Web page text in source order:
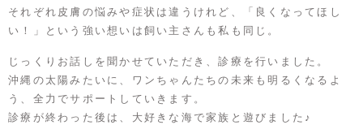
それぞれ皮膚の悩みや症状は違うけれど、「良くなってほし
い！」という強い想いは飼い主さんも私も同じ。
じっくりお話しを聞かせていただき、診療を行いました。
沖縄の太陽みたいに、ワンちゃんたちの未来も明るくなるよ
う、全力でサポートしていきます。
診療が終わった後は、大好きな海で家族と遊びました♪